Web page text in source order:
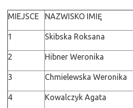
MIEJSCE NAZWISKO IMIĘ
1 Skibska Roksana
2 Hibner Weronika
3 Chmielewska Weronika
4 Kowalczyk Agata